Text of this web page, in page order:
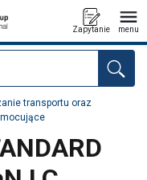
Zapytanie menu
transportu oraz
mocujące